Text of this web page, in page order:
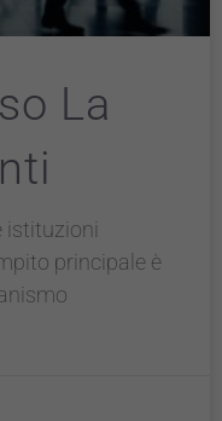
La
istituzioni
principale è